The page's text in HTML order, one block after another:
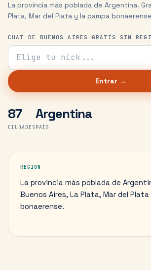
La provincia más poblada de Argentina.
Plata, Mar del Plata y la pampa
CHAT DE BUENOS AIRES GRATIS SIN
Tu nick para el chat
Entrar →
87
CIUDADES
Argentina
PAÍS
REGIÓN
La provincia más poblada de
Buenos Aires, La Plata, Mar del
bonaerense.